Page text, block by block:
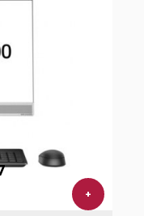
+